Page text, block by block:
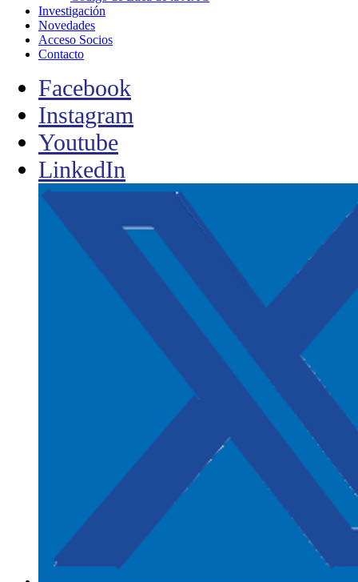
Investigación
Novedades
Acceso Socios
Contacto
Facebook
Instagram
Youtube
LinkedIn